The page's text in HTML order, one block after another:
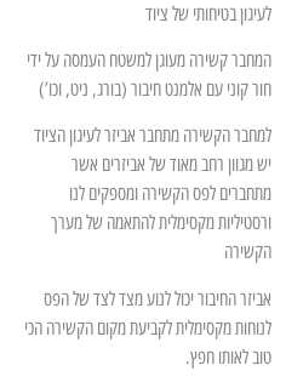
לעיגון בטיחותי של ציוד
המחבר קשירה מעוגן למשטח העמסה על ידי
חור קוני עם אלמנט חיבור (בורג, ניט, וכו’)
למחבר הקשירה מתחבר אביזר לעיגון הציוד
יש מגוון רחב מאוד של אביזרים אשר
מתחברים לפס הקשירה ומספקים לנו
ורסטיליות מקסימלית להתאמה של מערך
הקשירה
אביזר החיבור יכול לנוע מצד לצד של הפס
לנוחות מקסימלית לקביעת מקום הקשירה הכי
טוב לאותו חפץ.